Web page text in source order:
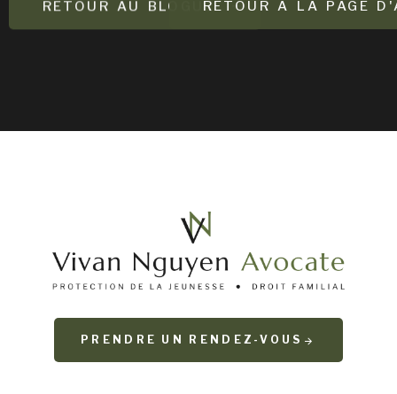
RETOUR AU BLOGUERETOUR À LA PAGE
PRENDRE UN RENDEZ-VOUS